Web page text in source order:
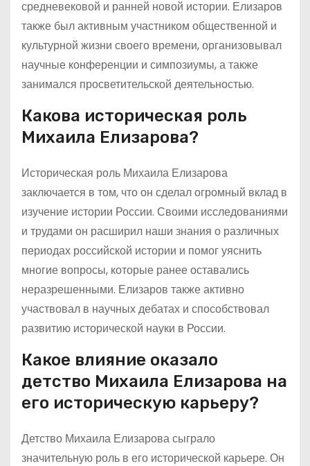
средневековой и ранней новой истории. Елизаров
также был активным участником общественной и
культурной жизни своего времени, организовывал
научные конференции и симпозиумы, а также
занимался просветительской деятельностью.
Какова историческая роль
Михаила Елизарова?
Историческая роль Михаила Елизарова
заключается в том, что он сделал огромный вклад в
изучение истории России. Своими исследованиями
и трудами он расширил наши знания о различных
периодах российской истории и помог уяснить
многие вопросы, которые ранее оставались
неразрешенными. Елизаров также активно
участвовал в научных дебатах и способствовал
развитию исторической науки в России.
Какое влияние оказало
детство Михаила Елизарова на
его историческую карьеру?
Детство Михаила Елизарова сыграло
значительную роль в его исторической карьере. Он